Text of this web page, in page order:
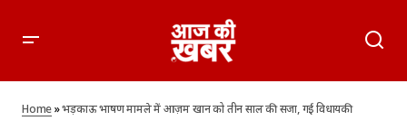
विधायकी
Home»भड़काऊ भाषण मामले में आज़म खान को तीन साल की सजा, गई विधायकी